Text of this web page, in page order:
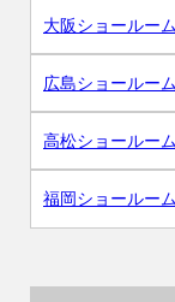
大阪ショールーム
広島ショールーム
高松ショールーム
福岡ショールーム